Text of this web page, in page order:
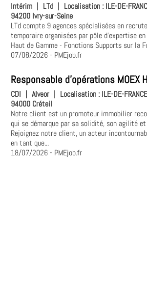
Intérim | LTd | Localisation : ILE-DE-
94200 Ivry-sur-Seine
LTd compte 9 agences spécialisées en
temporaire organisées par pôle d'expertise
Haut de Gamme - Fonctions Supports sur la
07/08/2026- PMEjob.fr
Responsable d'opérations MOEX
CDI Alveor Localisation : ILE-DE-
94000 Créteil
Notre client est un promoteur immobilier
qui se démarque par sa solidité, son agilité
Rejoignez notre client, un acteur
en tant que...
18/07/2026- PMEjob.fr